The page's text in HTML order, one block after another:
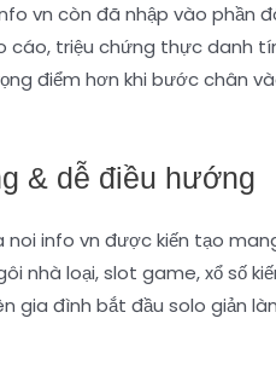
vn còn đã nhập vào phần
triệu chứng thực danh
điểm hơn khi bước chân
& dễ điều hướng
info vn được kiến tạo
nhà loại, slot game, xổ số
gia đình bắt đầu solo giản